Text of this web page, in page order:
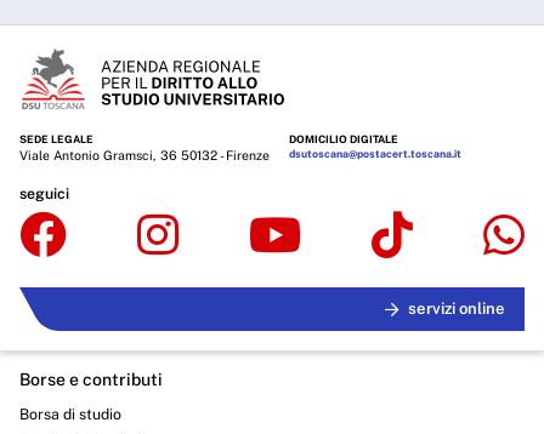
SEDE LEGALE
Viale Antonio Gramsci, 36 50132 - Firenze
DOMICILIO DIGITALE
dsutoscana@postacert.toscana.it
seguici
servizi online
Borse e contributi
Borsa di studio